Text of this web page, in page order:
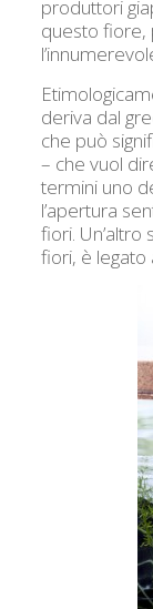
produttori
questo fiore,
deriva dal
che può
– che vuol
termini uno
l’apertura
fiori. Un’altro
fiori, è legato